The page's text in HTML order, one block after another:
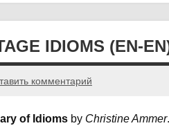
IDIOMS (EN-
комментарий
of Idiomsby Christine Ammer.